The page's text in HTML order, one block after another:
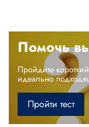
Помочь
Пройдите
идеально
Пройти тест